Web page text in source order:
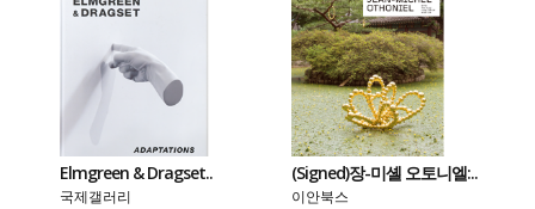
Elmgreen & Dragset..
국제갤러리
(Signed)장-미셸 오토니엘:..
이안북스